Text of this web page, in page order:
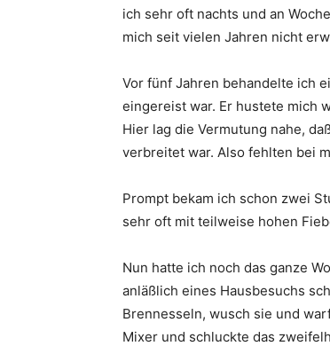
ich sehr oft nachts und an
mich seit vielen Jahren nicht
Vor fünf Jahren behandelte ich
eingereist war. Er hustete mich
Hier lag die Vermutung nahe,
verbreitet war. Also fehlten bei
Prompt bekam ich schon zwei
sehr oft mit teilweise hohen
Nun hatte ich noch das ganze
anläßlich eines Hausbesuchs
Brennesseln, wusch sie und
Mixer und schluckte das